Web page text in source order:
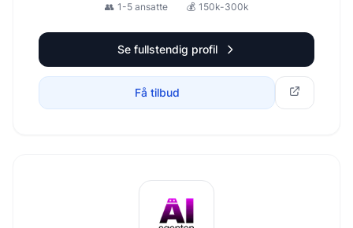
👥 1-5 ansatte 💰 150k-300k
Se fullstendig profil
Få tilbud